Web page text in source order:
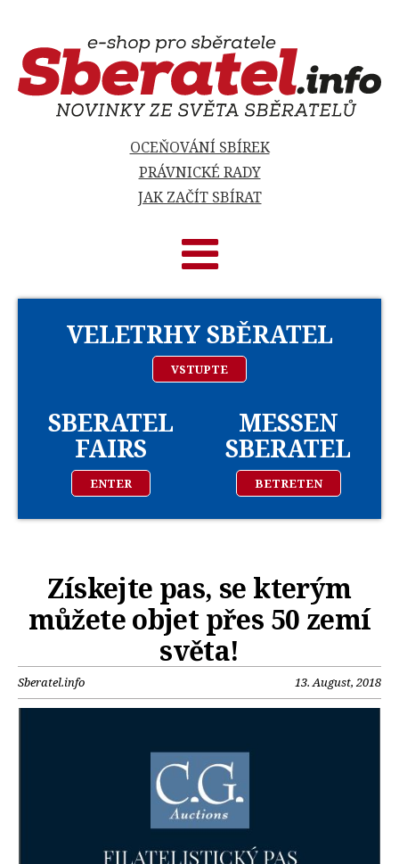
OCEŇOVÁNÍ SBÍREK
PRÁVNICKÉ RADY
JAK ZAČÍT SBÍRAT
VELETRHY SBĚRATEL
VSTUPTE
SBERATEL
FAIRS
ENTER
MESSEN
SBERATEL
BETRETEN
Získejte pas, se kterým
můžete objet přes 50 zemí
světa!
Sberatel.info 13. August, 2018